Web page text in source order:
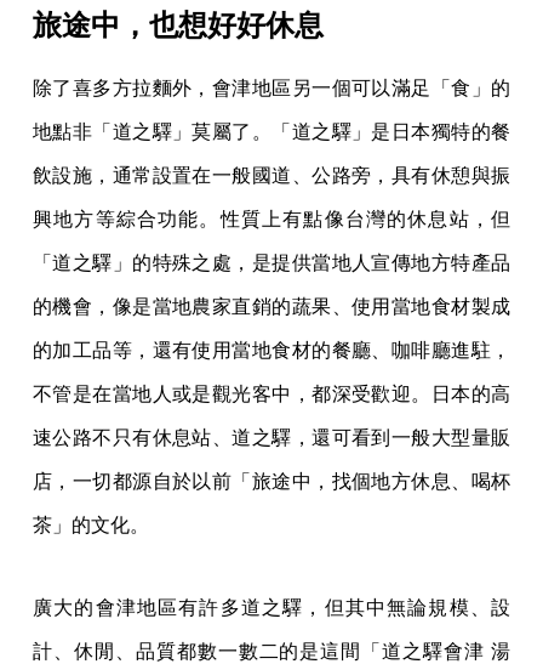
旅途中，也想好好休息
除了喜多方拉麵外，會津地區另一個可以滿足「食」的
地點非「道之驛」莫屬了。「道之驛」是日本獨特的餐
飲設施，通常設置在一般國道、公路旁，具有休憩與振
興地方等綜合功能。性質上有點像台灣的休息站，但
「道之驛」的特殊之處，是提供當地人宣傳地方特產品
的機會，像是當地農家直銷的蔬果、使用當地食材製成
的加工品等，還有使用當地食材的餐廳、咖啡廳進駐，
不管是在當地人或是觀光客中，都深受歡迎。日本的高
速公路不只有休息站、道之驛，還可看到一般大型量販
店，一切都源自於以前「旅途中，找個地方休息、喝杯
茶」的文化。
廣大的會津地區有許多道之驛，但其中無論規模、設
計、休閒、品質都數一數二的是這間「道之驛會津 湯